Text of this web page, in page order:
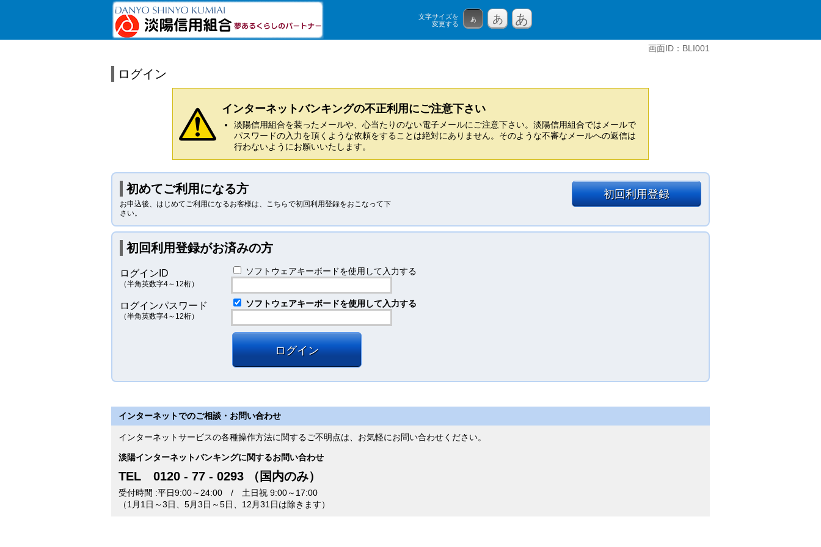
文字サイズを
変更する
あ あ あ
画面ID：BLI001
ログイン
インターネットバンキングの不正利用にご注意下さい
淡陽信用組合を装ったメールや、心当たりのない電子メールにご注意下さい。淡陽信用組合ではメールで
パスワードの入力を頂くような依頼をすることは絶対にありません。そのような不審なメールへの返信は
行わないようにお願いいたします。
初めてご利用になる方
お申込後、はじめてご利用になるお客様は、こちらで初回利用登録をおこなって下
さい。
初回利用登録
初回利用登録がお済みの方
ログインID
（半角英数字4～12桁）
ソフトウェアキーボードを使用して入力する
ログインパスワード
（半角英数字4～12桁）
ソフトウェアキーボードを使用して入力する
ログイン
インターネットでのご相談・お問い合わせ
インターネットサービスの各種操作方法に関するご不明点は、お気軽にお問い合わせください。
淡陽インターネットバンキングに関するお問い合わせ
TEL 0120 - 77 - 0293 （国内のみ）
受付時間
平日9:00～24:00 / 土日祝 9:00～17:00
（1月1日～3日、5月3日～5日、12月31日は除きます）